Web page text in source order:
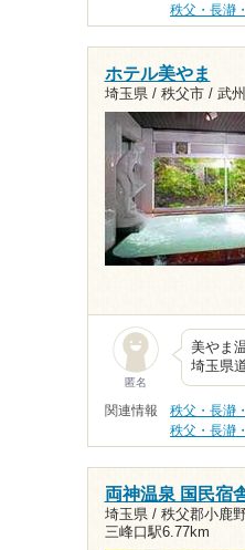
秩父・長瀞
ホテル美やま
埼玉県 / 秩父市 / 武
匿名
美やま
埼玉県
関連情報 秩父・長瀞
秩父・長瀞
両神温泉 国民宿
埼玉県 / 秩父郡小鹿
三峰口駅6.77km